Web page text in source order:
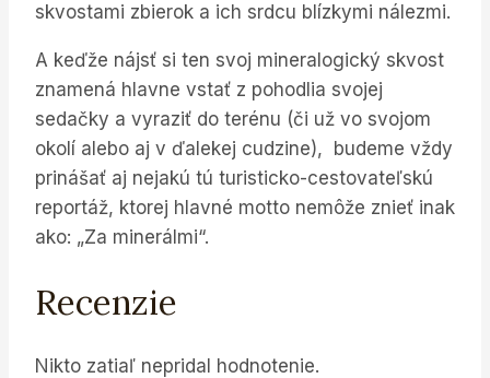
skvostami zbierok a ich srdcu blízkymi nálezmi.
A keďže nájsť si ten svoj mineralogický skvost
znamená hlavne vstať z pohodlia svojej
sedačky a vyraziť do terénu (či už vo svojom
okolí alebo aj v ďalekej cudzine), budeme vždy
prinášať aj nejakú tú turisticko-cestovateľskú
reportáž, ktorej hlavné motto nemôže znieť inak
ako: „Za minerálmi“.
Recenzie
Nikto zatiaľ nepridal hodnotenie.